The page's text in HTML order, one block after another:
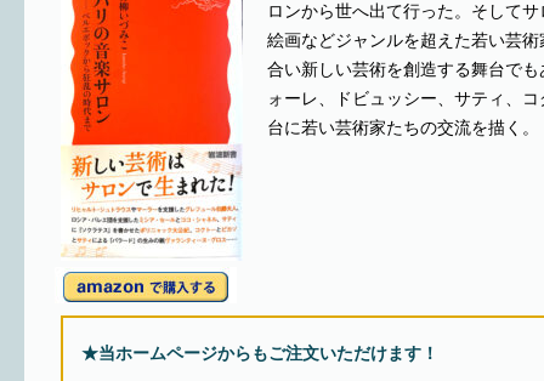
ロンから世へ出て行った。そして
絵画などジャンルを超えた若い芸
合い新しい芸術を創造する舞台で
ォーレ、ドビュッシー、サティ、
台に若い芸術家たちの交流を描く。
★当ホームページからもご注文いただけます！